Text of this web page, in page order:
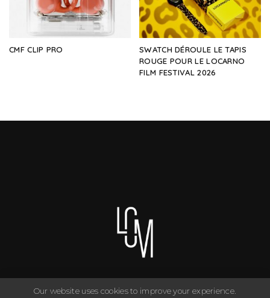
CMF CLIP PRO
SWATCH DÉROULE LE TAPIS
ROUGE POUR LE LOCARNO
FILM FESTIVAL 2026
Our website uses cookies to improve your experience.